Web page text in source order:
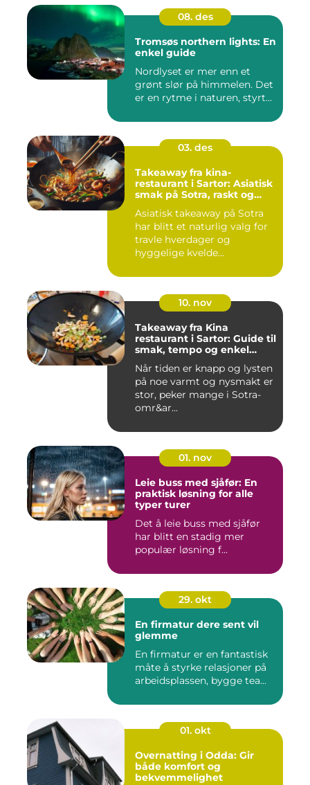
08. des
Tromsøs northern lights: En
enkel guide
Nordlyset er mer enn et
grønt slør på himmelen. Det
er en rytme i naturen, styrt...
03. des
Takeaway fra kina-
restaurant i Sartor: Asiatisk
smak på Sotra, raskt og
Asiatisk takeaway på Sotra
har blitt et naturlig valg for
travle hverdager og
hyggelige kvelde...
10. nov
Takeaway fra Kina
restaurant i Sartor: Guide til
smak, tempo og enkel
Når tiden er knapp og lysten
på noe varmt og nysmakt er
stor, peker mange i Sotra-
omr&ar...
01. nov
Leie buss med sjåfør: En
praktisk løsning for alle
typer turer
Det å leie buss med sjåfør
har blitt en stadig mer
populær løsning f...
29. okt
En firmatur dere sent vil
glemme
En firmatur er en fantastisk
måte å styrke relasjoner på
arbeidsplassen, bygge tea...
01. okt
Overnatting i Odda: Gir
både komfort og
bekvemmelighet